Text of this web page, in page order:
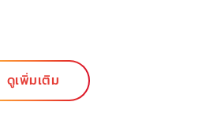
ดูเพิ่มเติม